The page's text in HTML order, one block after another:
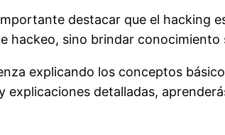
destacar que el hacking
hackeo, sino brindar
explicando los conceptos
explicaciones detalladas,